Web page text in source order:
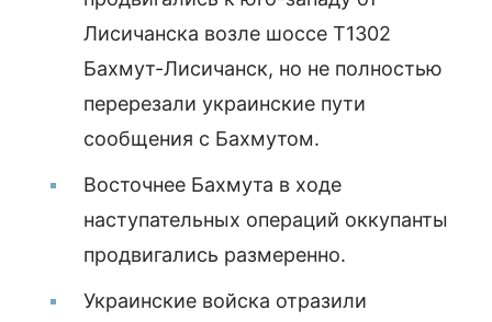
Лисичанска возле шоссе T1302
Бахмут-Лисичанск, но не полностью
перерезали украинские пути
сообщения с Бахмутом.
Восточнее Бахмута в ходе
наступательных операций оккупанты
продвигались размеренно.
Украинские войска отразили